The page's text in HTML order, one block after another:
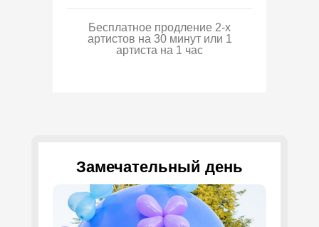
Бесплатное продление 2-х
артистов на 30 минут или 1
артиста на 1 час
Замечательный день